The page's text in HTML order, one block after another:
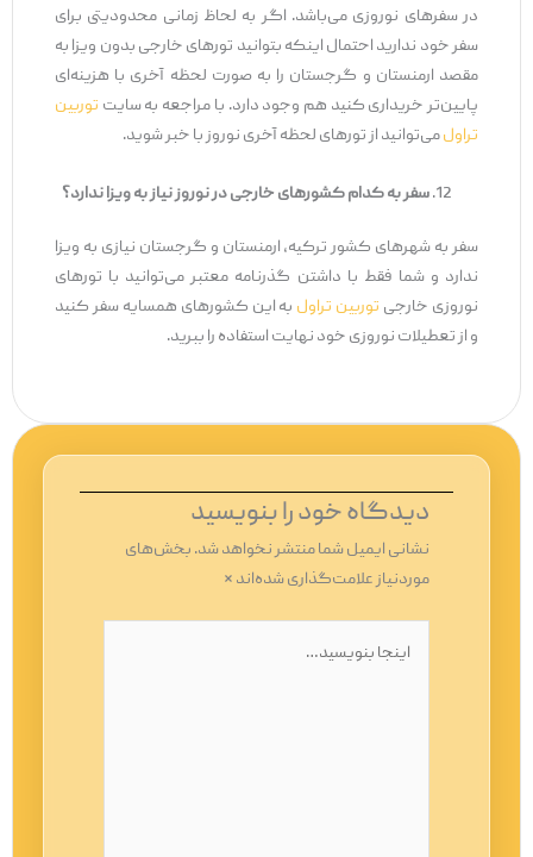
در سفرهای نوروزی می‌باشد. اگر به لحاظ زمانی محدودیتی برای
سفر خود ندارید احتمال اینکه بتوانید تورهای خارجی بدون ویزا به
مقصد ارمنستان و گرجستان را به صورت لحظه آخری با هزینه‌ای
پایین‌تر خریداری کنید هم وجود دارد. با مراجعه به سایتتوربین
تراولمی‌توانید از تورهای لحظه آخری نوروز با خبر شوید.
سفر به کدام کشورهای خارجی در نوروز نیاز به ویزا ندارد؟
سفر به شهرهای کشور ترکیه، ارمنستان و گرجستان نیازی به ویزا
ندارد و شما فقط با داشتن گذرنامه معتبر می‌توانید با تورهای
نوروزی خارجیتوربین تراولبه این کشورهای همسایه سفر کنید
و از تعطیلات نوروزی خود نهایت استفاده را ببرید.
دیدگاه‌ خود را بنویسید
نشانی ایمیل شما منتشر نخواهد شد.بخش‌های
موردنیاز علامت‌گذاری شده‌اند*
بنویسید…